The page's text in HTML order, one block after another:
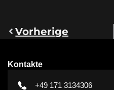
Vorherige
Kontakte
+49 171 3134306